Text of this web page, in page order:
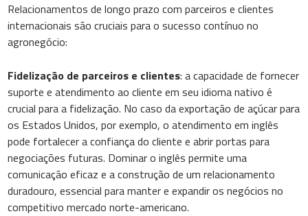
Relacionamentos de longo prazo com parceiros e clientes
internacionais são cruciais para o sucesso contínuo no
agronegócio:
Fidelização de parceiros e clientes: a capacidade de fornecer
suporte e atendimento ao cliente em seu idioma nativo é
crucial para a fidelização. No caso da exportação de açúcar para
os Estados Unidos, por exemplo, o atendimento em inglês
pode fortalecer a confiança do cliente e abrir portas para
negociações futuras. Dominar o inglês permite uma
comunicação eficaz e a construção de um relacionamento
duradouro, essencial para manter e expandir os negócios no
competitivo mercado norte-americano.